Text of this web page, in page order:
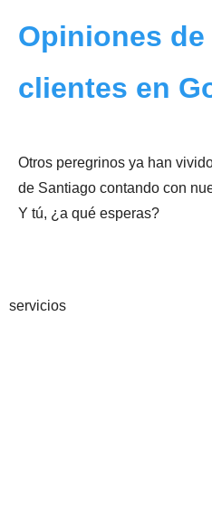
Opiniones
clientes en
Otros peregrinos ya han
de Santiago contando con
Y tú, ¿a qué esperas?
servicios